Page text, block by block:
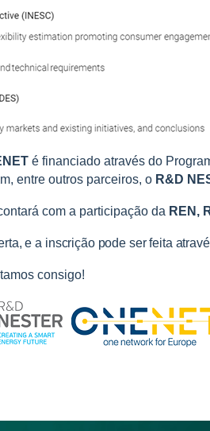
é financiado através do
entre outros parceiros, o R&D
com a participação da REN,
e a inscrição pode ser feita
consigo!